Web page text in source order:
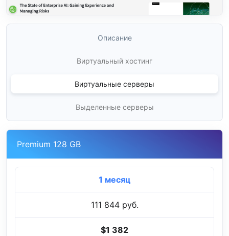
Описание
Виртуальный хостинг
Виртуальные серверы
Выделенные серверы
Premium 128 GB
1 месяц
111 844 руб.
$1 382